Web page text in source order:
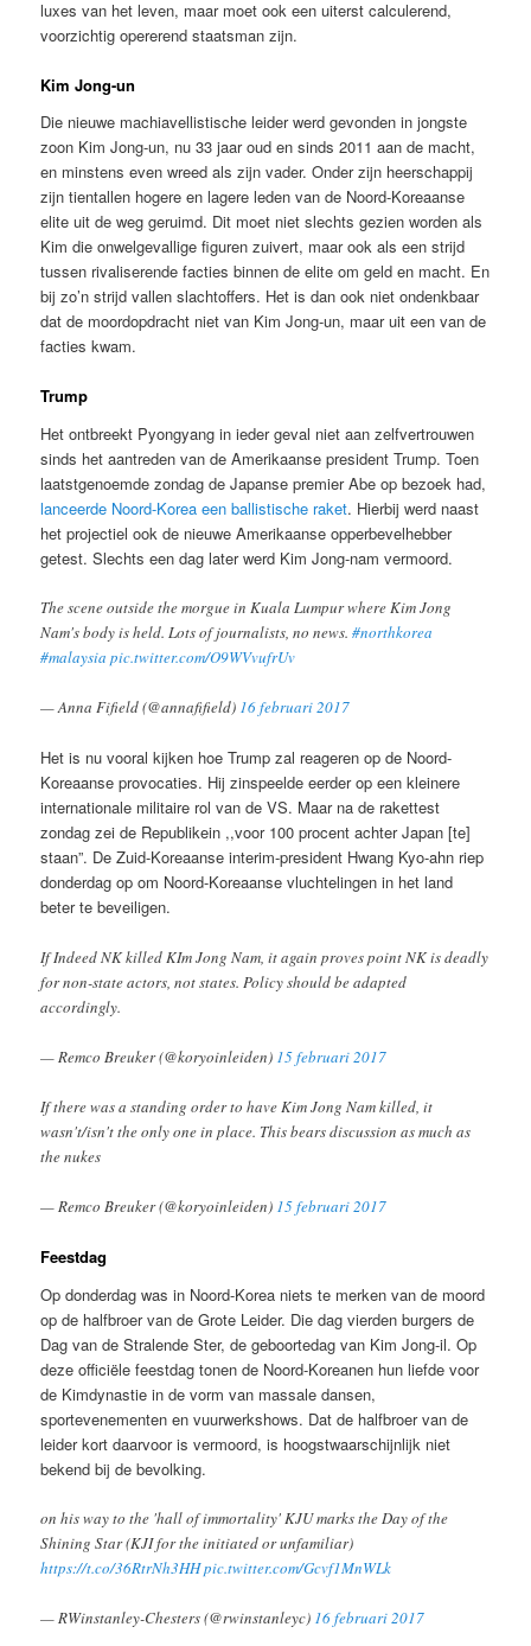
luxes van het leven, maar moet ook een uiterst calculerend,
voorzichtig opererend staatsman zijn.
Kim Jong-un
Die nieuwe machiavellistische leider werd gevonden in jongste
zoon Kim Jong-un, nu 33 jaar oud en sinds 2011 aan de macht,
en minstens even wreed als zijn vader. Onder zijn heerschappij
zijn tientallen hogere en lagere leden van de Noord-Koreaanse
elite uit de weg geruimd. Dit moet niet slechts gezien worden als
Kim die onwelgevallige figuren zuivert, maar ook als een strijd
tussen rivaliserende facties binnen de elite om geld en macht. En
bij zo’n strijd vallen slachtoffers. Het is dan ook niet ondenkbaar
dat de moordopdracht niet van Kim Jong-un, maar uit een van de
facties kwam.
Trump
Het ontbreekt Pyongyang in ieder geval niet aan zelfvertrouwen
sinds het aantreden van de Amerikaanse president Trump. Toen
laatstgenoemde zondag de Japanse premier Abe op bezoek had,
lanceerde Noord-Korea een ballistische raket. Hierbij werd naast
het projectiel ook de nieuwe Amerikaanse opperbevelhebber
getest. Slechts een dag later werd Kim Jong-nam vermoord.
The scene outside the morgue in Kuala Lumpur where Kim Jong
Nam's body is held. Lots of journalists, no news.#northkorea
#malaysia pic.twitter.com/O9WVvufrUv
— Anna Fifield (@annafifield) 16 februari 2017
Het is nu vooral kijken hoe Trump zal reageren op de Noord-
Koreaanse provocaties. Hij zinspeelde eerder op een kleinere
internationale militaire rol van de VS. Maar na de rakettest
zondag zei de Republikein ,,voor 100 procent achter Japan [te]
staan”. De Zuid-Koreaanse interim-president Hwang Kyo-ahn riep
donderdag op om Noord-Koreaanse vluchtelingen in het land
beter te beveiligen.
If Indeed NK killed KIm Jong Nam, it again proves point NK is deadly
for non-state actors, not states. Policy should be adapted
accordingly.
— Remco Breuker (@koryoinleiden) 15 februari 2017
If there was a standing order to have Kim Jong Nam killed, it
wasn't/isn't the only one in place. This bears discussion as much as
the nukes
— Remco Breuker (@koryoinleiden) 15 februari 2017
Feestdag
Op donderdag was in Noord-Korea niets te merken van de moord
op de halfbroer van de Grote Leider. Die dag vierden burgers de
Dag van de Stralende Ster, de geboortedag van Kim Jong-il. Op
deze officiële feestdag tonen de Noord-Koreanen hun liefde voor
de Kimdynastie in de vorm van massale dansen,
sportevenementen en vuurwerkshows. Dat de halfbroer van de
leider kort daarvoor is vermoord, is hoogstwaarschijnlijk niet
bekend bij de bevolking.
on his way to the 'hall of immortality' KJU marks the Day of the
Shining Star (KJI for the initiated or unfamiliar)
https://t.co/36RtrNh3HHpic.twitter.com/Gcvf1MnWLk
— RWinstanley-Chesters (@rwinstanleyc) 16 februari 2017